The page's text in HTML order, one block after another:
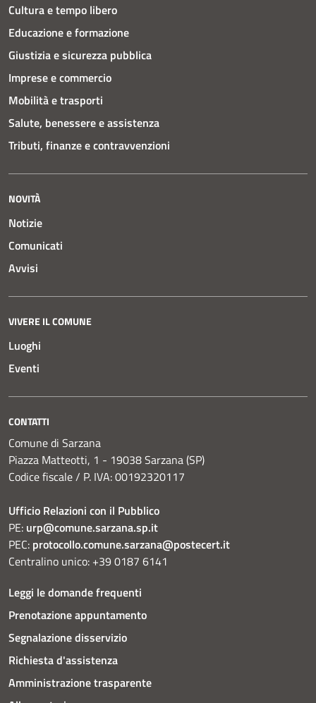
Cultura e tempo libero
Educazione e formazione
Giustizia e sicurezza pubblica
Imprese e commercio
Mobilità e trasporti
Salute, benessere e assistenza
Tributi, finanze e contravvenzioni
NOVITÀ
Notizie
Comunicati
Avvisi
VIVERE IL COMUNE
Luoghi
Eventi
CONTATTI
Comune di Sarzana
Piazza Matteotti, 1 - 19038 Sarzana (SP)
Codice fiscale / P. IVA: 00192320117
Ufficio Relazioni con il Pubblico
PE: urp@comune.sarzana.sp.it
PEC: protocollo.comune.sarzana@postecert.it
Centralino unico: +39 0187 6141
Leggi le domande frequenti
Prenotazione appuntamento
Segnalazione disservizio
Richiesta d'assistenza
Amministrazione trasparente